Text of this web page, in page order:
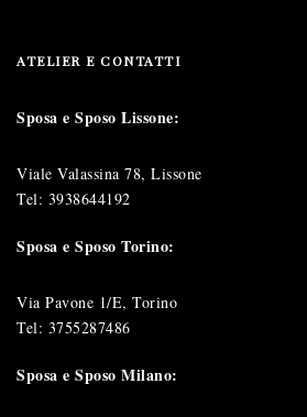
ATELIER E CONTATTI
Sposa e Sposo Lissone:
Viale Valassina 78, Lissone
Tel: 3938644192
Sposa e Sposo Torino:
Via Pavone 1/E, Torino
Tel: 3755287486
Sposa e Sposo Milano: